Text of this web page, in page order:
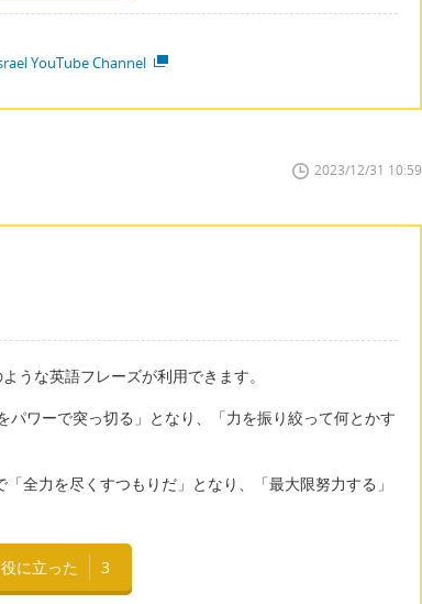
YouTube Channel
2023/12/31 10:59
うな英語フレーズが利用できます。
ワーで突っ切る」となり、「力を振り絞って何とかす
全力を尽くすつもりだ」となり、「最大限努力する」
役に立った 3